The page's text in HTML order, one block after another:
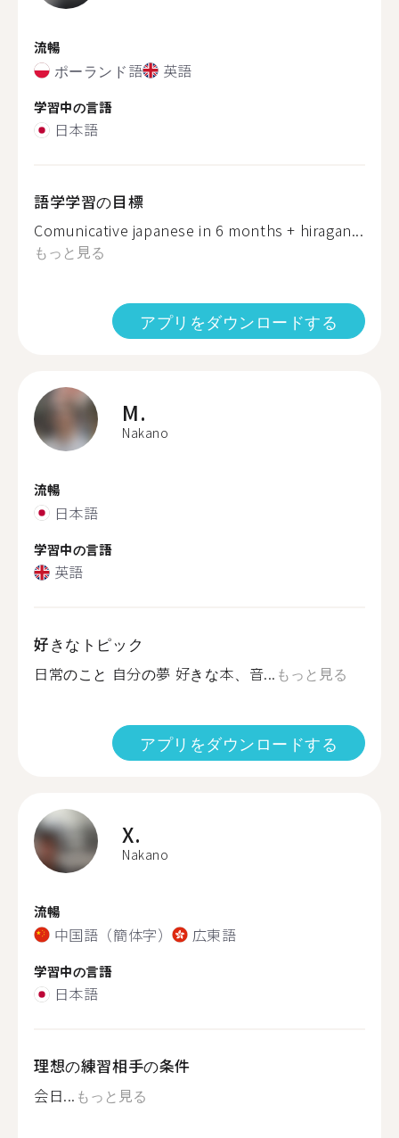
流暢
ポーランド語 英語
学習中の言語
日本語
語学学習の目標
Comunicative japanese in 6 months + hiragan...
もっと見る
アプリをダウンロードする
M.
Nakano
流暢
日本語
学習中の言語
英語
好きなトピック
日常のこと 自分の夢 好きな本、音... もっと見る
アプリをダウンロードする
X.
Nakano
流暢
中国語（簡体字） 広東語
学習中の言語
日本語
理想の練習相手の条件
会日... もっと見る